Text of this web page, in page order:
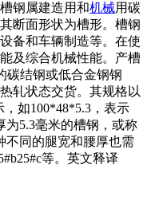
钢属建造用和机械用碳
断面形状为槽形。槽钢
备和车辆制造等。在使
及综合机械性能。产槽
碳结钢或低合金钢钢
轧状态交货。其规格以
如100*48*5.3，表示
为5.3毫米的槽钢，或称
不同的腿宽和腰厚也需
等。英文释译